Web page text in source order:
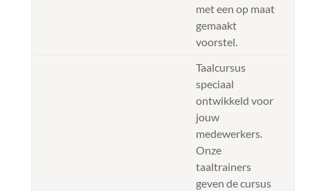
met een op maat
gemaakt
voorstel.
Taalcursus
speciaal
ontwikkeld voor
jouw
medewerkers.
Onze
taaltrainers
geven de cursus